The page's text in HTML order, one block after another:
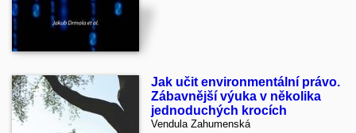
Jak učit environmentální právo.
Zábavnější výuka v několika
jednoduchých krocích
Vendula Zahumenská